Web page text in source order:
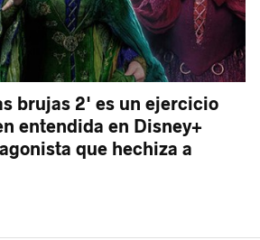
brujas 2' es un ejercicio
entendida en Disney+
que hechiza a